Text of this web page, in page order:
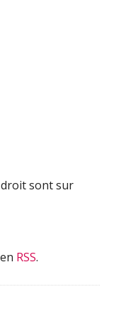
droit sont sur
RSS.